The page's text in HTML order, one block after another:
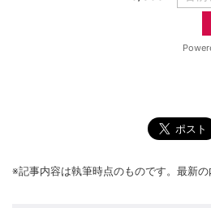
※記事内容は執筆時点のものです。最新の